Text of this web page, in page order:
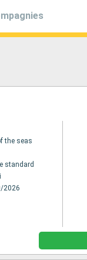
the seas
standard
2026